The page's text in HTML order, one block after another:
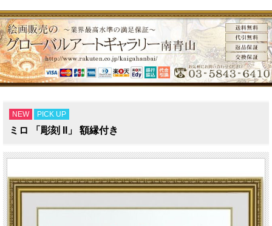
NEW PICK UP
ミロ 「彫刻 II」 額縁付き